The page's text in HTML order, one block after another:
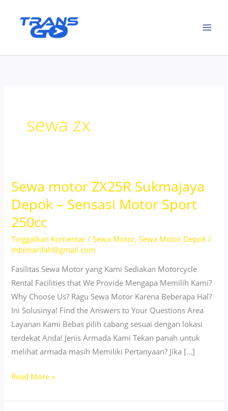
sewa zx
Sewa motor ZX25R Sukmajaya
Depok – Sensasi Motor Sport
250cc
Tinggalkan Komentar /Sewa Motor,Sewa Motor Depok /
mbimarifah@gmail.com
Fasilitas Sewa Motor yang Kami Sediakan Motorcycle
Rental Facilities that We Provide Mengapa Memilih Kami?
Why Choose Us? Ragu Sewa Motor Karena Beberapa Hal?
Ini Solusinya! Find the Answers to Your Questions Area
Layanan Kami Bebas pilih cabang sesuai dengan lokasi
terdekat Anda! Jenis Armada Kami Tekan panah untuk
melihat armada masih Memiliki Pertanyaan? Jika […]
Sewa
ZX25R
Read More »